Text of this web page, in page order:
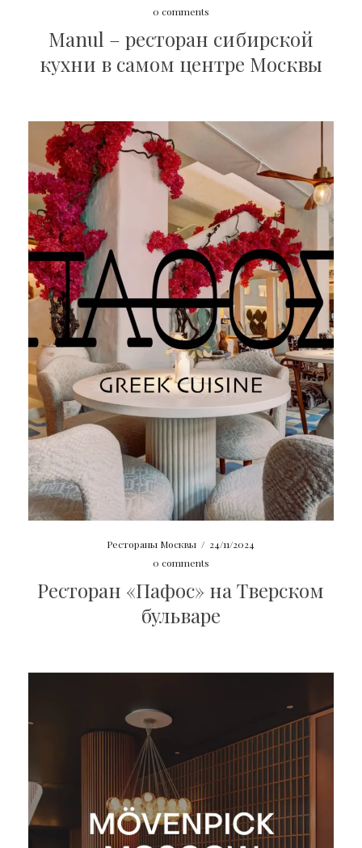
0 comments
Manul – ресторан сибирской
кухни в самом центре Москвы
Рестораны Москвы / 24/11/2024
0 comments
Ресторан «Пафос» на Тверском
бульваре